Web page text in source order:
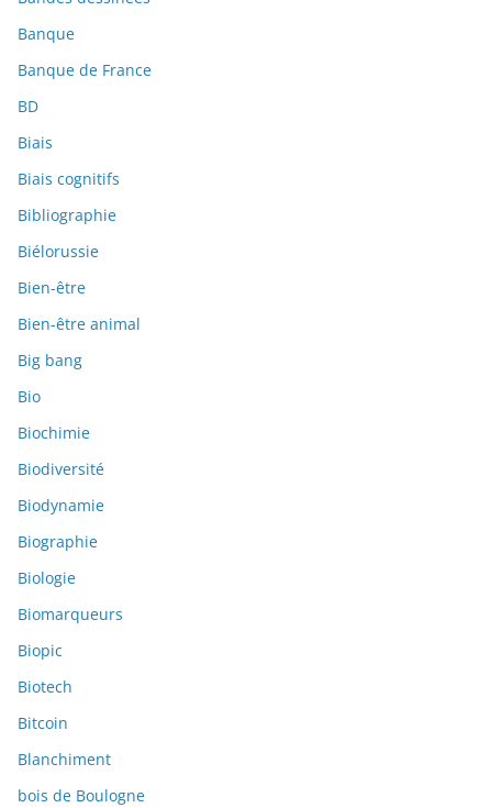
Banque
Banque de France
BD
Biais
Biais cognitifs
Bibliographie
Biélorussie
Bien-être
Bien-être animal
Big bang
Bio
Biochimie
Biodiversité
Biodynamie
Biographie
Biologie
Biomarqueurs
Biopic
Biotech
Bitcoin
Blanchiment
bois de Boulogne